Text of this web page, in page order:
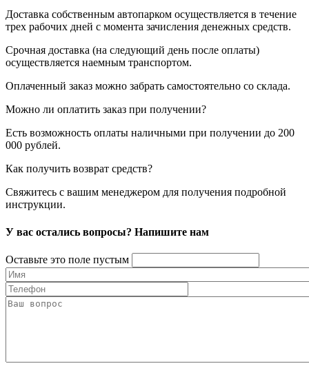
Доставка собственным автопарком осуществляется в течение
трех рабочих дней с момента зачисления денежных средств.
Срочная доставка (на следующий день после оплаты)
осуществляется наемным транспортом.
Оплаченный заказ можно забрать самостоятельно со склада.
Можно ли оплатить заказ при получении?
Есть возможность оплаты наличными при получении до 200
000 рублей.
Как получить возврат средств?
Свяжитесь с вашим менеджером для получения подробной
инструкции.
У вас остались вопросы? Напишите нам
Оставьте это поле пустым